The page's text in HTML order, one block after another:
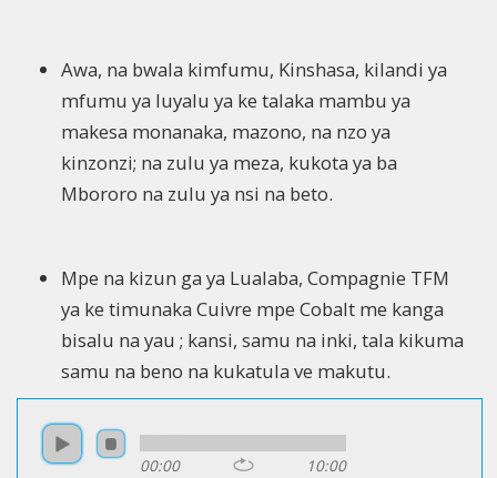
Awa, na bwala kimfumu, Kinshasa, kilandi ya
mfumu ya luyalu ya ke talaka mambu ya
makesa monanaka, mazono, na nzo ya
kinzonzi; na zulu ya meza, kukota ya ba
Mbororo na zulu ya nsi na beto.
Mpe na kizun ga ya Lualaba, Compagnie TFM
ya ke timunaka Cuivre mpe Cobalt me kanga
bisalu na yau ; kansi, samu na inki, tala kikuma
samu na beno na kukatula ve makutu.
00:00 10:00